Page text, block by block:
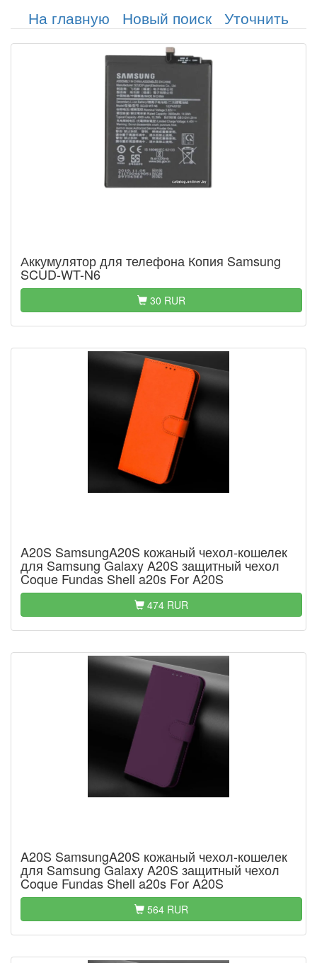
На главную Новый поиск Уточнить
Аккумулятор для телефона Копия Samsung
SCUD-WT-N6
30 RUR
A20S SamsungA20S кожаный чехол-кошелек
для Samsung Galaxy A20S защитный чехол
Coque Fundas Shell a20s For A20S
474 RUR
A20S SamsungA20S кожаный чехол-кошелек
для Samsung Galaxy A20S защитный чехол
Coque Fundas Shell a20s For A20S
564 RUR